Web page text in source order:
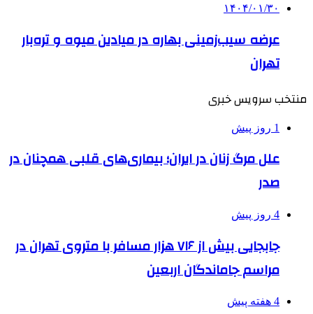
۱۴۰۴/۰۱/۳۰
عرضه سیب‌زمینی بهاره در میادین میوه و تره‌بار
تهران
منتخب سرویس خبری
1 روز پیش
علل مرگ زنان در ایران؛ بیماری‌های قلبی همچنان در
صدر
4 روز پیش
جابجایی بیش از ۷۱۶ هزار مسافر با متروی تهران در
مراسم جاماندگان اربعین
4 هفته پیش